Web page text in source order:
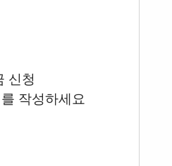
신청
작성하세요